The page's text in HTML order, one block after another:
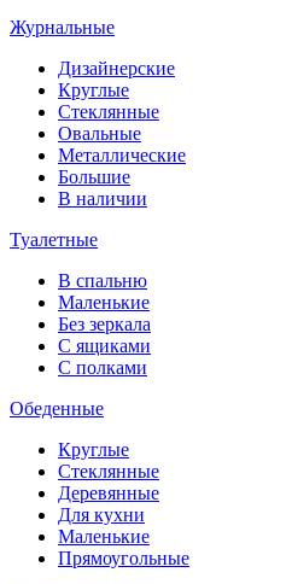
Журнальные
Дизайнерские
Круглые
Стеклянные
Овальные
Металлические
Большие
В наличии
Туалетные
В спальню
Маленькие
Без зеркала
С ящиками
С полками
Обеденные
Круглые
Стеклянные
Деревянные
Для кухни
Маленькие
Прямоугольные